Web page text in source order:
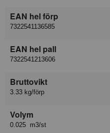
EAN hel förp
7322541136585
EAN hel pall
7322541213606
Bruttovikt
3.33 kg/förp
Volym
0.025 m3/st